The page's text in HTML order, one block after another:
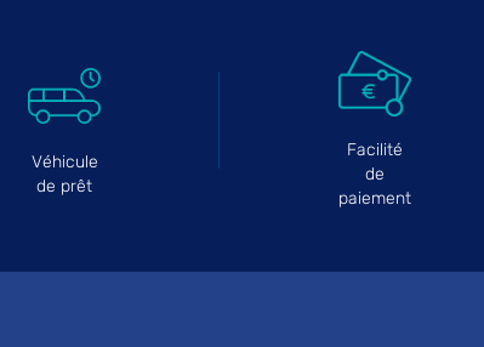
Véhicule
de prêt
Facilité
de
paiement